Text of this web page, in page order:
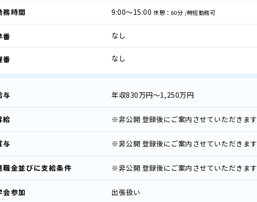
務時間 9:00～15:00休憩：60分 /時短勤務可
番 なし
番 なし
与 年収830万円～1,250万円
給 ※非公開 登録後にご案内させていただきます
与 ※非公開 登録後にご案内させていただきます
職金並びに支給条件 ※非公開 登録後にご案内させていただきます
会参加 出張扱い